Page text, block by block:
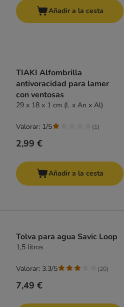
Añadir a la cesta
TIAKI Alfombrilla
antivoracidad para lamer
con ventosas
29 x 18 x 1 cm (L x An x Al)
2,99 €
Valorar: 1/5 (1)
Añadir a la cesta
Tolva para agua Savic Loop
1,5 litros
7,49 €
Valorar: 3.3/5 (20)